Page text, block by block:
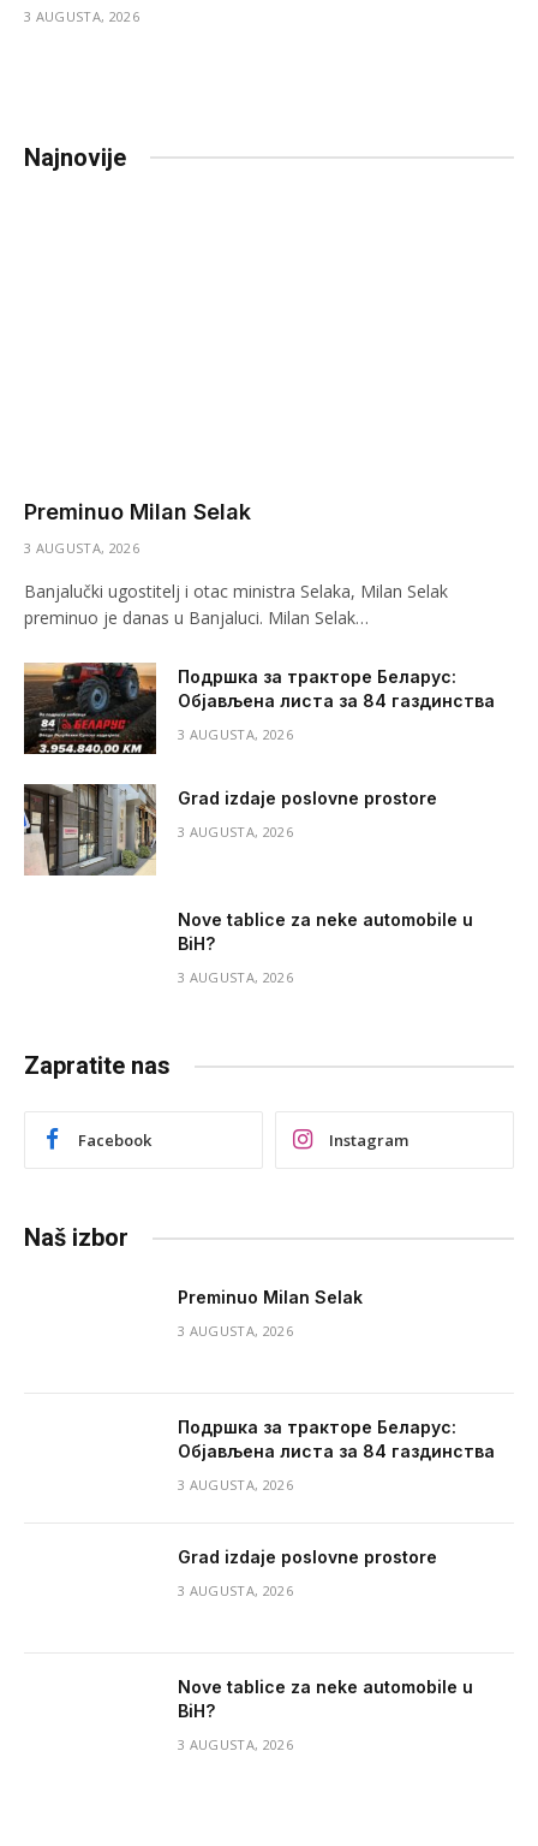
3 AUGUSTA, 2026
Najnovije
Preminuo Milan Selak
3 AUGUSTA, 2026
Banjalučki ugostitelj i otac ministra Selaka, Milan Selak
preminuo je danas u Banjaluci. Milan Selak…
Подршка за тракторе Беларус:
Објављена листа за 84 газдинства
3 AUGUSTA, 2026
Grad izdaje poslovne prostore
3 AUGUSTA, 2026
Nove tablice za neke automobile u
BiH?
3 AUGUSTA, 2026
Zapratite nas
Facebook Instagram
Naš izbor
Preminuo Milan Selak
3 AUGUSTA, 2026
Подршка за тракторе Беларус:
Објављена листа за 84 газдинства
3 AUGUSTA, 2026
Grad izdaje poslovne prostore
3 AUGUSTA, 2026
Nove tablice za neke automobile u
BiH?
3 AUGUSTA, 2026